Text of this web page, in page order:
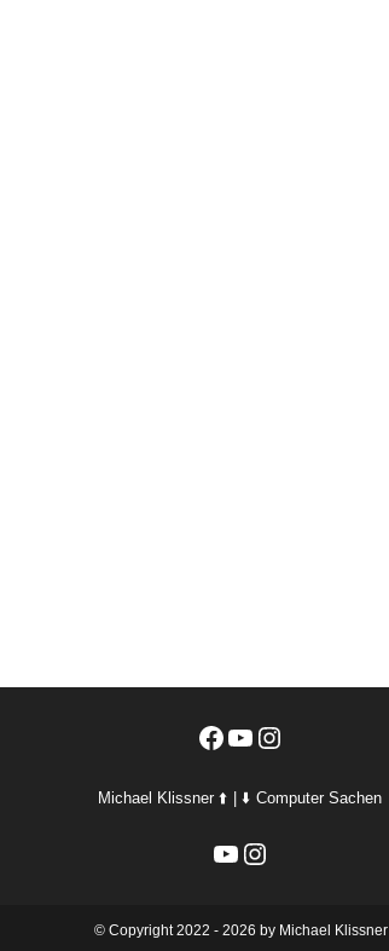
Facebook
YouTubeInstagram
Michael Klissner ⬆️ | ⬇️ Computer Sachen
YouTubeInstagram
©️ Copyright 2022 - 2026 by Michael Klissner